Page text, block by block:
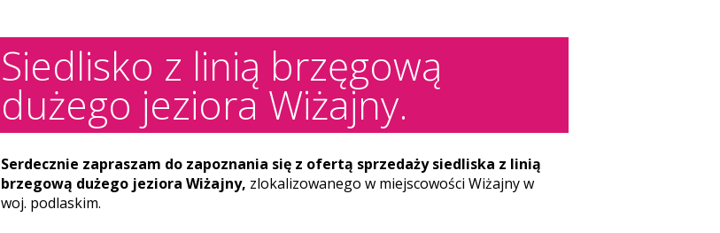
Siedlisko z linią brzęgową
dużego jeziora Wiżajny.
Serdecznie zapraszam do zapoznania się z ofertą sprzedaży siedliska z linią
brzegową dużego jeziora Wiżajny, zlokalizowanego w miejscowości Wiżajny w
woj. podlaskim.